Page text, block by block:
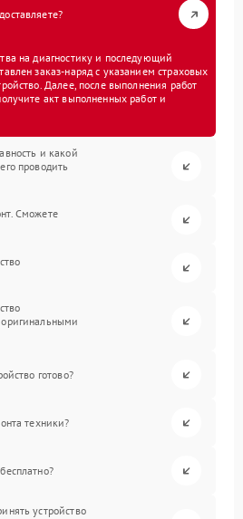
на диагностику и последующий
заказ-наряд с указанием страховых
Далее, после выполнения работ
акт выполненных работ и
и какой
проводить
Сможете
оригинальными
готово?
техники?
устройство